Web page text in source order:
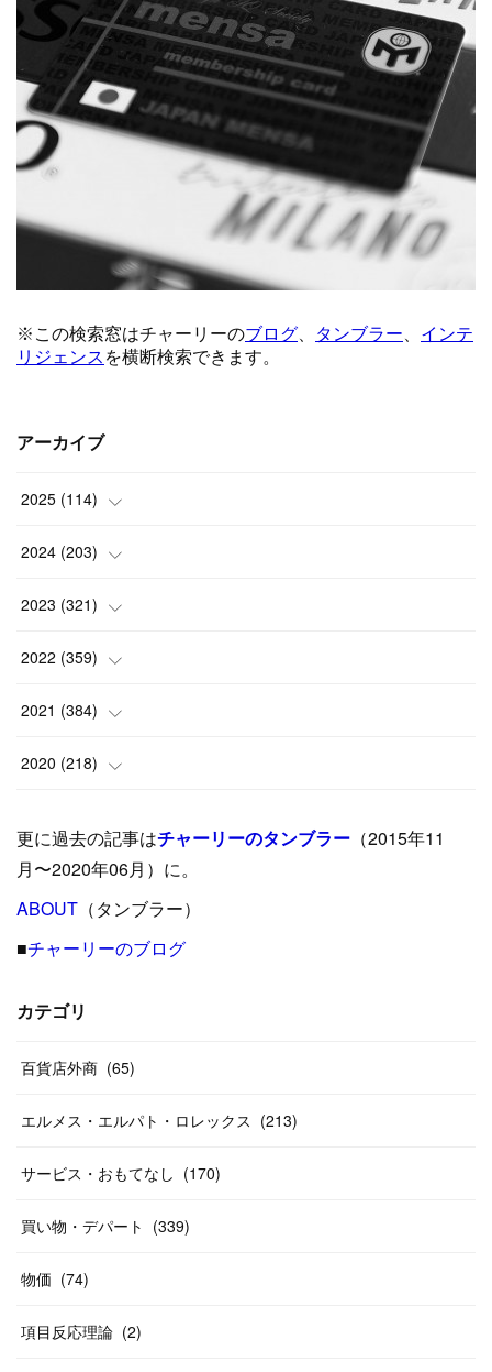
アーカイブ
2025 (114)
(1)
(8)
(6)
(9 )
( 5 )
( 15
(24)
(8 )
(17
(12)
2024 (203)
(24)
(10)
(18)
(17)
)
(12)
19)
(13
(14)
2023 (321)
(25)
(17)
(35)
(33 )
(26)
27)
(29
(24)
(26
2022 (359)
(42)
(37)
(31)
(31)
31
(26
(20)
(14
(46
2021 (384)
(9)
(39)
( 23)
40
(55
(38)
(20
(31
58)
10
2020 (218)
(24)
( 42)
(33
(46)
(20
更に過去の記事はチャーリーのタンブラー （2015年11
月〜2020年06月）に。
ABOUT （タンブラー）
■チャーリーのブログ
カテゴリ
百貨店外商 (65)
エルメス・エルパト・ロレックス (213)
サービス・おもてなし (170)
買い物・デパート (339)
物価 (74)
項目反応理論 (2)